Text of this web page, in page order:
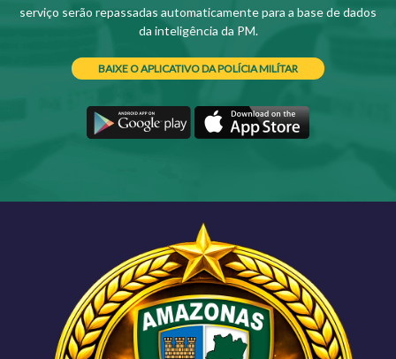
serviço serão repassadas automaticamente para a base de dados
da inteligência da PM.
BAIXE O APLICATIVO DA POLÍCIA MILÍTAR